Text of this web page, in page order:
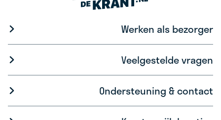
Werken als bezorger
Veelgestelde vragen
Ondersteuning & contact